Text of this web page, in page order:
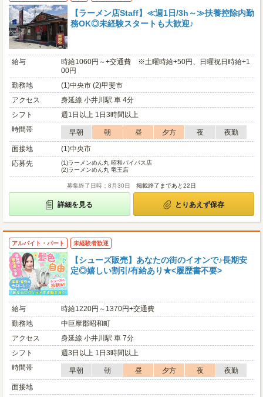
【ラーメン店Staff】≪週1日/3h～≫扶養控除内勤
務OK◎未経験スタートも大歓迎♪
給与
時給1060円～+交通費 ※土曜時給+50円、日曜祝日時給+1
00円
勤務地
(1)中央市 (2)甲斐市
アクセス
身延線 小井川駅 車 4分
シフト
週1日以上 1日3時間以上
時間帯
早朝 朝 昼 夕方 夜
夜勤
面接地
(1)中央市
応募先
(1)ラーメンめん丸 昭和バイパス店
(2)ラーメンめん丸 竜王店
募集終了日時：8月30日 掲載終了まであと22日
詳細を見る とりあえず保存
アルバイト・パート 未経験者歓迎
【シューズ販売】あなたの街のイオンで♪長期安
定◎嬉しい割引/有給あり★<履歴書不要>
給与
時給1220円～1370円+交通費
勤務地
中巨摩郡昭和町
アクセス
身延線 小井川駅 車 7分
シフト
週3日以上 1日3時間以上
時間帯
早朝 朝 昼 夕方 夜
夜勤
面接地